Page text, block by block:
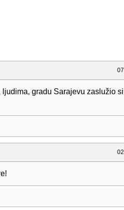
gradu Sarajevu zaslužio